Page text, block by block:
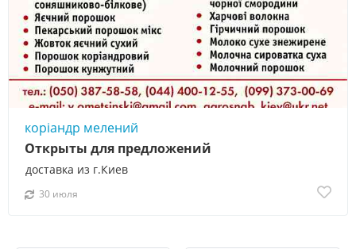
коріандр мелений
доставка из г.Киев
Открыты для предложений
30 июля